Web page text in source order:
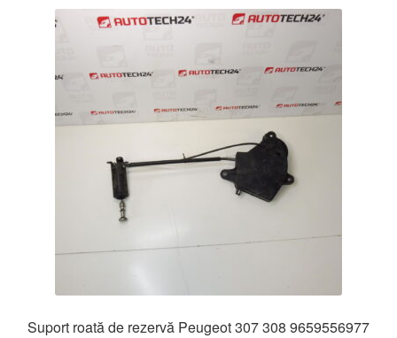
Suport roată de rezervă Peugeot 307 308 9659556977